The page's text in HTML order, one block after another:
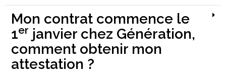
Mon contrat commence le
1er janvier chez Génération,
comment obtenir mon
attestation ?